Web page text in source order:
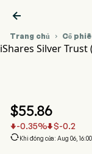

Trang chủ  Cổ
iShares Silver Trust
$55.86
-0.35% $-0.2
Khi đóng cửa: Aug 06,